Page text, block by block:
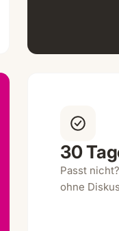
30
Passt
ohne